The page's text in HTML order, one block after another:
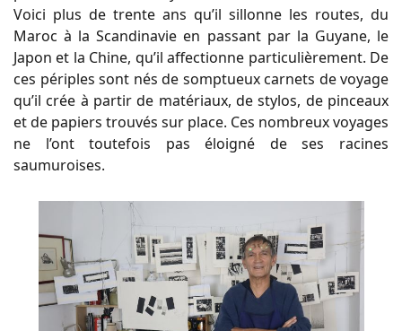
Voici plus de trente ans qu’il sillonne les routes, du
Maroc à la Scandinavie en passant par la Guyane, le
Japon et la Chine, qu’il affectionne particulièrement. De
ces périples sont nés de somptueux carnets de voyage
qu’il crée à partir de matériaux, de stylos, de pinceaux
et de papiers trouvés sur place. Ces nombreux voyages
ne l’ont toutefois pas éloigné de ses racines
saumuroises.